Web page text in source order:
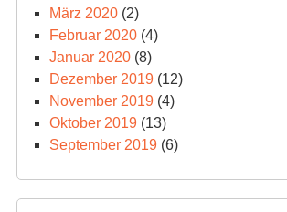
März 2020(2)
Februar 2020(4)
Januar 2020(8)
Dezember 2019(12)
November 2019(4)
Oktober 2019(13)
September 2019(6)